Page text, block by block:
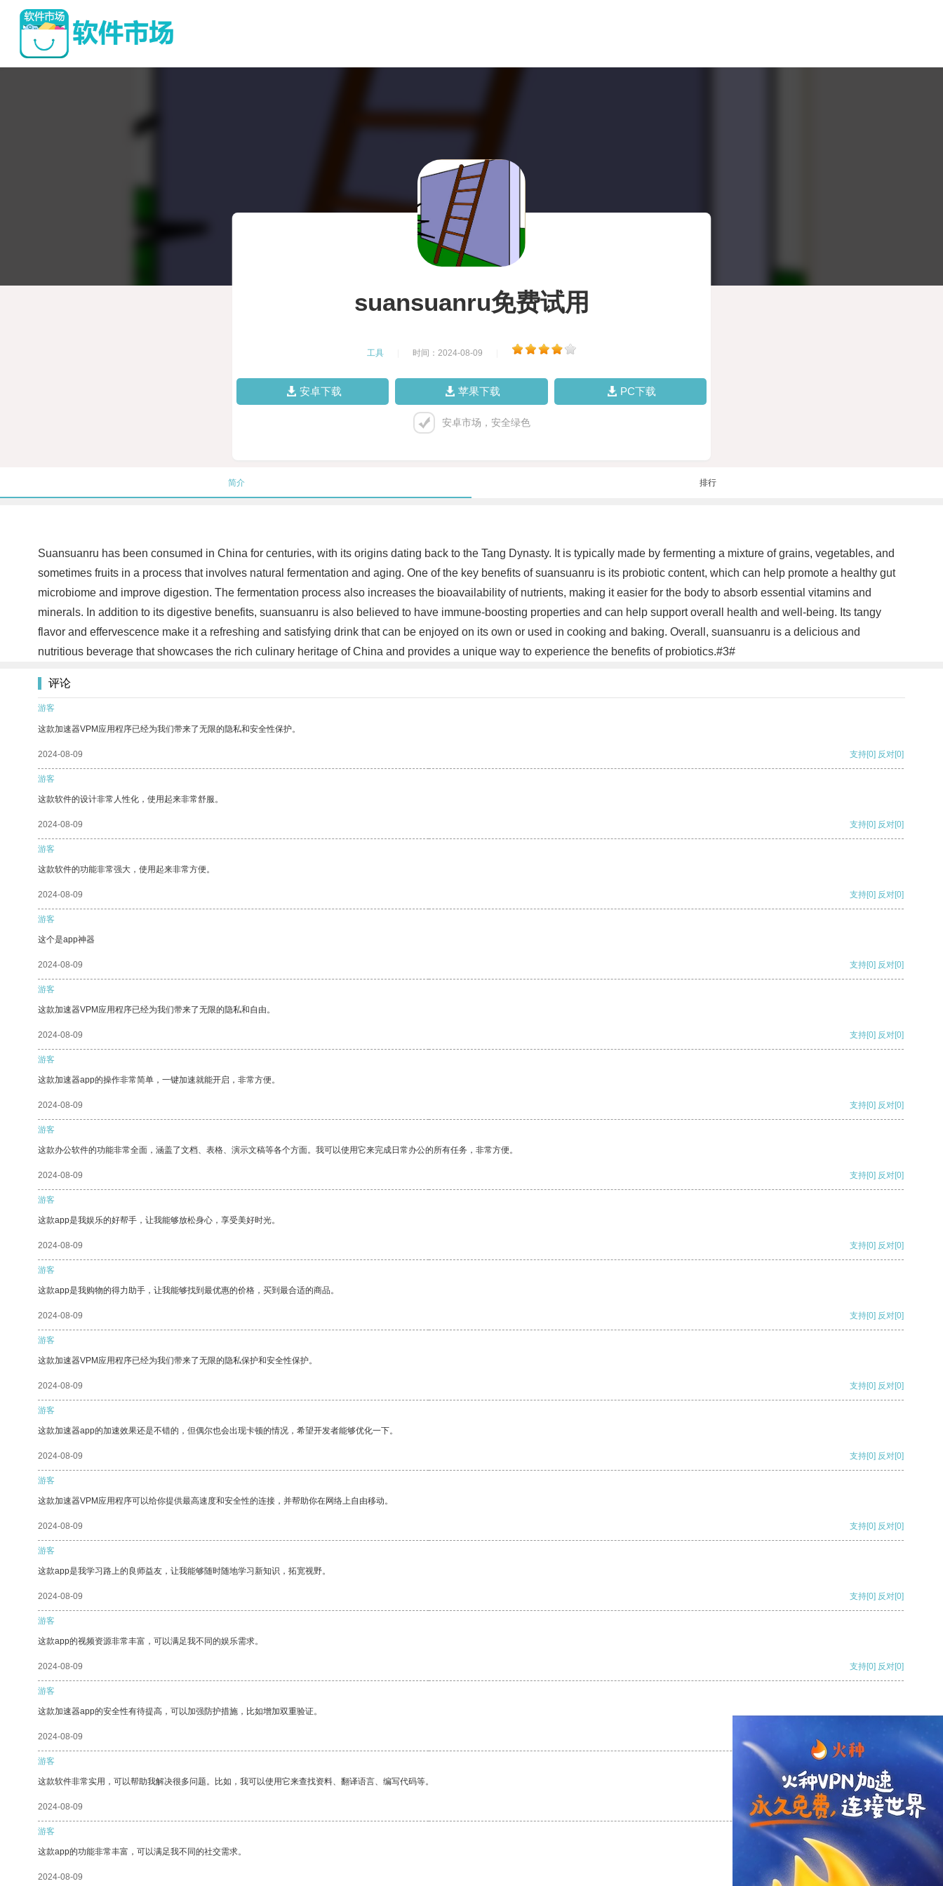
suansuanru免费试用
工具 时间：2024-08-09
安卓下载 苹果下载 PC下载
安卓市场，安全绿色
简介 排行
Suansuanru has been consumed in China for centuries, with its origins dating back to the Tang Dynasty. It is typically made by fermenting a mixture of grains, vegetables, and
sometimes fruits in a process that involves natural fermentation and aging. One of the key benefits of suansuanru is its probiotic content, which can help promote a healthy gut
microbiome and improve digestion. The fermentation process also increases the bioavailability of nutrients, making it easier for the body to absorb essential vitamins and
minerals. In addition to its digestive benefits, suansuanru is also believed to have immune-boosting properties and can help support overall health and well-being. Its tangy
flavor and effervescence make it a refreshing and satisfying drink that can be enjoyed on its own or used in cooking and baking. Overall, suansuanru is a delicious and
nutritious beverage that showcases the rich culinary heritage of China and provides a unique way to experience the benefits of probiotics.#3#
评论
游客
这款加速器VPM应用程序已经为我们带来了无限的隐私和安全性保护。
2024-08-09 支持[0] 反对[0]
游客
这款软件的设计非常人性化，使用起来非常舒服。
2024-08-09 支持[0] 反对[0]
游客
这款软件的功能非常强大，使用起来非常方便。
2024-08-09 支持[0] 反对[0]
游客
这个是app神器
2024-08-09 支持[0] 反对[0]
游客
这款加速器VPM应用程序已经为我们带来了无限的隐私和自由。
2024-08-09 支持[0] 反对[0]
游客
这款加速器app的操作非常简单，一键加速就能开启，非常方便。
2024-08-09 支持[0] 反对[0]
游客
这款办公软件的功能非常全面，涵盖了文档、表格、演示文稿等各个方面。我可以使用它来完成日常办公的所有任务，非常方便。
2024-08-09 支持[0] 反对[0]
游客
这款app是我娱乐的好帮手，让我能够放松身心，享受美好时光。
2024-08-09 支持[0] 反对[0]
游客
这款app是我购物的得力助手，让我能够找到最优惠的价格，买到最合适的商品。
2024-08-09 支持[0] 反对[0]
游客
这款加速器VPM应用程序已经为我们带来了无限的隐私保护和安全性保护。
2024-08-09 支持[0] 反对[0]
游客
这款加速器app的加速效果还是不错的，但偶尔也会出现卡顿的情况，希望开发者能够优化一下。
2024-08-09 支持[0] 反对[0]
游客
这款加速器VPM应用程序可以给你提供最高速度和安全性的连接，并帮助你在网络上自由移动。
2024-08-09 支持[0] 反对[0]
游客
这款app是我学习路上的良师益友，让我能够随时随地学习新知识，拓宽视野。
2024-08-09 支持[0] 反对[0]
游客
这款app的视频资源非常丰富，可以满足我不同的娱乐需求。
2024-08-09 支持[0] 反对[0]
游客
这款加速器app的安全性有待提高，可以加强防护措施，比如增加双重验证。
2024-08-09
游客
这款软件非常实用，可以帮助我解决很多问题。比如，我可以使用它来查找资料、翻译语言、编写代码等。
2024-08-09 支持 [0] 反对[0]
游客
这款app的功能非常丰富，可以满足我不同的社交需求。
2024-08-09 支持[0] 反对